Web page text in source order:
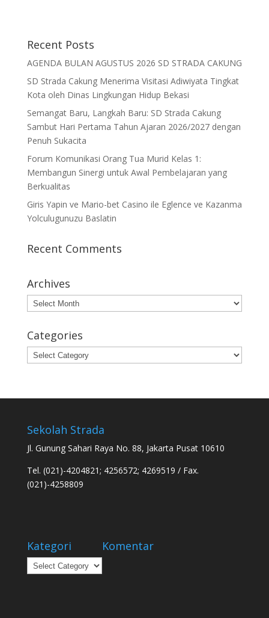
Recent Posts
AGENDA BULAN AGUSTUS 2026 SD STRADA CAKUNG
SD Strada Cakung Menerima Visitasi Adiwiyata Tingkat
Kota oleh Dinas Lingkungan Hidup Bekasi
Semangat Baru, Langkah Baru: SD Strada Cakung
Sambut Hari Pertama Tahun Ajaran 2026/2027 dengan
Penuh Sukacita
Forum Komunikasi Orang Tua Murid Kelas 1:
Membangun Sinergi untuk Awal Pembelajaran yang
Berkualitas
Giris Yapin ve Mario-bet Casino ile Eglence ve Kazanma
Yolculugunuzu Baslatin
Recent Comments
Archives
Archives
Categories
Categories
Sekolah Strada
Jl. Gunung Sahari Raya No. 88, Jakarta Pusat 10610
Tel. (021)-4204821; 4256572; 4269519 / Fax.
(021)-4258809
Kategori
Kategori
Komentar